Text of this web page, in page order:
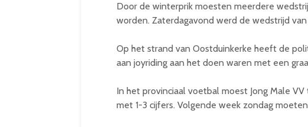
Door de winterprik moesten meerdere
worden. Zaterdagavond werd de wedstrijd
Op het strand van Oostduinkerke heeft de
aan joyriding aan het doen waren met een
In het provinciaal voetbal moest Jong Male
met 1-3 cijfers. Volgende week zondag